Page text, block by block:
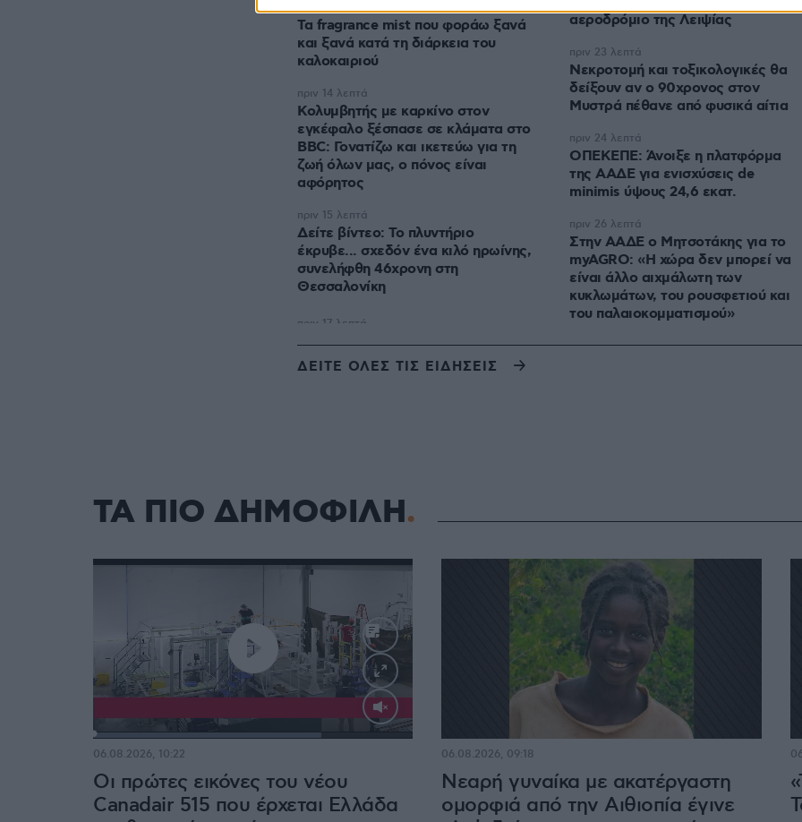
Τα fragrance mist που φοράω ξανά
και ξανά κατά τη διάρκεια του
καλοκαιριού
πριν 13 λεπτά
Κολυμβητής με καρκίνο στον
εγκέφαλο ξέσπασε σε κλάματα στο
BBC: Γονατίζω και ικετεύω για τη
ζωή όλων μας, ο πόνος είναι
αφόρητος
πριν 14 λεπτά
Δείτε βίντεο: Το πλυντήριο
έκρυβε... σχεδόν ένα κιλό ηρωίνης,
συνελήφθη 46χρονη στη
Θεσσαλονίκη
πριν 15 λεπτά
αεροδρόμιο της Λειψίας
Νεκροτομή και τοξικολογικές θα
δείξουν αν ο 90χρονος στον
Μυστρά πέθανε από φυσικά αίτια
πριν 23 λεπτά
ΟΠΕΚΕΠΕ: Άνοιξε η πλατφόρμα
της ΑΑΔΕ για ενισχύσεις de
minimis ύψους 24,6 εκατ.
πριν 24 λεπτά
Στην ΑΑΔΕ ο Μητσοτάκης για το
myAGRO: «Η χώρα δεν μπορεί να
είναι άλλο αιχμάλωτη των
κυκλωμάτων, του ρουσφετιού και
του παλαιοκομματισμού»
πριν 26 λεπτά
ΔΕΙΤΕ ΟΛΕΣ ΤΙΣ ΕΙΔΗΣΕΙΣ
ΤΑ ΠΙΟ ΔΗΜΟΦΙΛΗ
Loaded:
Οι πρώτες εικόνες του νέου
Canadair 515 που έρχεται Ελλάδα
06.08.2026, 10:22
Νεαρή γυναίκα με ακατέργαστη
ομορφιά από την Αιθιοπία έγινε
06.08.2026, 09:18